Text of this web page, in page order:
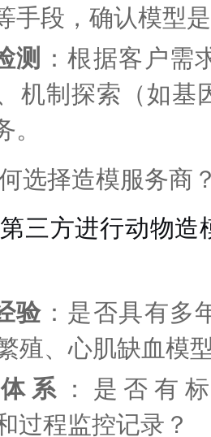
手段，确认模型
测
：根据客户需
机制探索（如基
。
选择造模服务商
三方进行动物造
验 ：是否具有多
殖、心肌缺血模
系
：是否有
过程监控记录？